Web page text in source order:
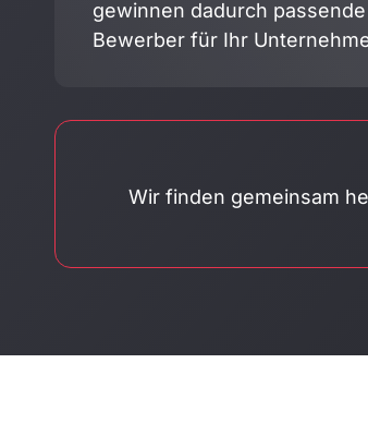
gewinnen dadurch passende
Bewerber für Ihr
Wir finden gemeinsam